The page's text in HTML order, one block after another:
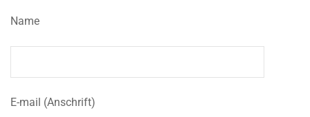
Name
E-mail (Anschrift)